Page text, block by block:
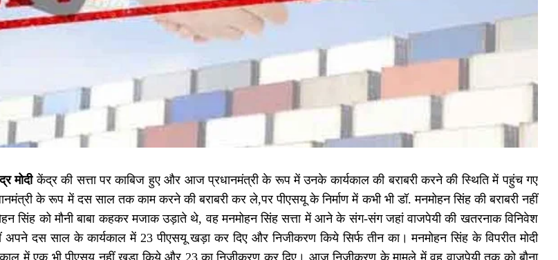
मोदीकेंद्र की सत्ता पर काबिज हुए और आज प्रधानमंत्री के रूप में उनके कार्यकाल की बराबरी करने की स्थिति में पहुंच गए
के रूप में दस साल तक काम करने की बराबरी कर ले,पर पीएसयू के निर्माण में कभी भी डॉ. मनमोहन सिंह की बराबरी नहीं
सिंह को मौनी बाबा कहकर मजाक उड़ाते थे, वह मनमोहन सिंह सत्ता में आने के संग-संग जहां वाजपेयी की खतरनाक विनिवेश
दस साल के कार्यकाल में 23 पीएसयू खड़ा कर दिए और निजीकरण किये सिर्फ तीन का। मनमोहन सिंह के विपरीत मोदी